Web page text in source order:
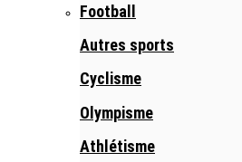
Football
Autres sports
Cyclisme
Olympisme
Athlétisme